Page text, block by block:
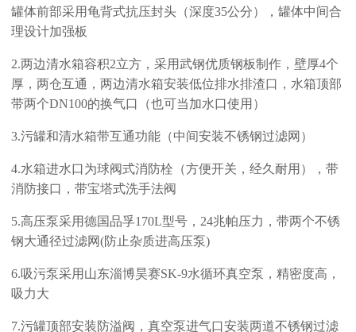
罐体前部采用龟背式抗压封头（深度35公分），罐体中间合
理设计加强板
2.两边清水箱容积2立方，采用武钢优质钢板制作，壁厚4个
厚，两仓互通，两边清水箱安装低位排水排渣口，水箱顶部
带两个DN100的换气口（也可当加水口使用）
3.污罐和清水箱带互通功能（中间安装不锈钢过滤网）
4.水箱进水口为球阀式消防栓（方便开关，经久耐用），带
消防接口，带宝塔式洗手法阀
5.高压泵采用德国品孚170L型号， 24兆帕压力，带两个不锈
钢大通径过滤网(防止杂质进高压泵)
6.吸污泵采用山东淄博昊赛SK-9水循环真空泵，精密度高，
吸力大
7.污罐顶部安装防溢阀，真空泵进气口安装两道不锈钢过滤